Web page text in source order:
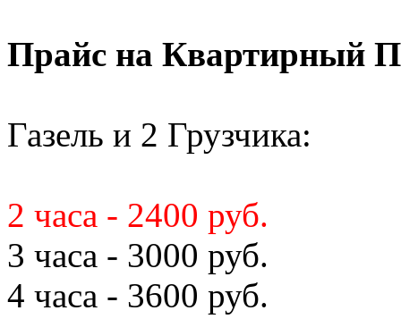
Прайс на Квартирный
Газель и 2 Грузчика:
2 часа - 2400 руб.
3 часа - 3000 руб.
4 часа - 3600 руб.